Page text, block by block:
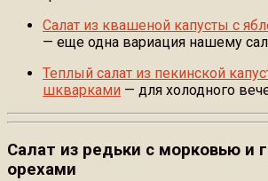
Салат из квашеной капусты с
— еще одна вариация нашему
Теплый салат из пекинской
шкварками — для холодного
Салат из редьки с морковью и
орехами